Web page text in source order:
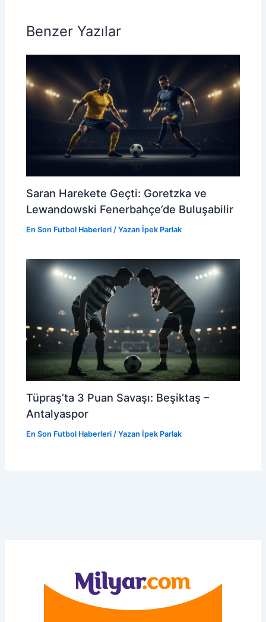
Benzer Yazılar
Saran Harekete Geçti: Goretzka ve
Lewandowski Fenerbahçe’de Buluşabilir
En Son Futbol Haberleri / Yazan İpek Parlak
Tüpraş’ta 3 Puan Savaşı: Beşiktaş –
Antalyaspor
En Son Futbol Haberleri / Yazan İpek Parlak